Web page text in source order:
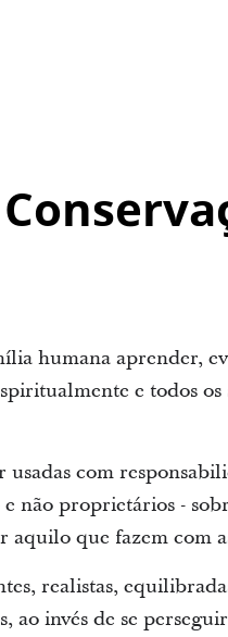
humana aprender,
e todos
com
não proprietários -
que fazem com
realistas,
ao invés de se